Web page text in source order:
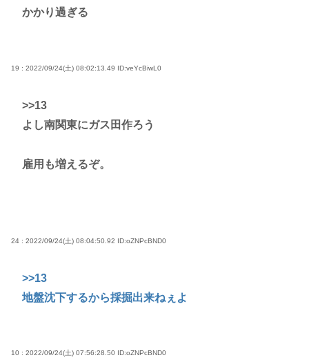
かかり過ぎる
19 : 2022/09/24(土) 08:02:13.49 ID:veYcBiwL0
>>13
よし南関東にガス田作ろう
雇用も増えるぞ。
24 : 2022/09/24(土) 08:04:50.92 ID:oZNPcBND0
>>13
地盤沈下するから採掘出来ねぇよ
10 : 2022/09/24(土) 07:56:28.50 ID:oZNPcBND0